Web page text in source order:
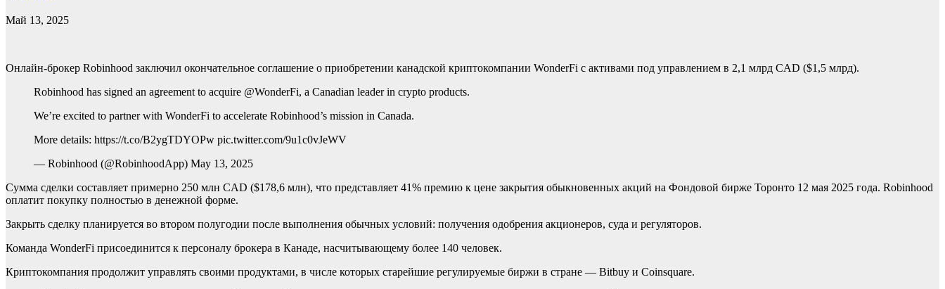
Май 13, 2025
Онлайн-брокер Robinhood заключил окончательное соглашение о приобретении канадской криптокомпании WonderFi с активами под управлением в 2,1 млрд CAD ($1,5 млрд).
Robinhood has signed an agreement to acquire @WonderFi, a Canadian leader in crypto products.
We’re excited to partner with WonderFi to accelerate Robinhood’s mission in Canada.
More details: https://t.co/B2ygTDYOPw pic.twitter.com/9u1c0vJeWV
— Robinhood (@RobinhoodApp) May 13, 2025
Сумма сделки составляет примерно 250 млн CAD ($178,6 млн), что представляет 41% премию к цене закрытия обыкновенных акций на Фондовой бирже Торонто 12 мая 2025 года. Robinhood
оплатит покупку полностью в денежной форме.
Закрыть сделку планируется во втором полугодии после выполнения обычных условий: получения одобрения акционеров, суда и регуляторов.
Команда WonderFi присоединится к персоналу брокера в Канаде, насчитывающему более 140 человек.
Криптокомпания продолжит управлять своими продуктами, в числе которых старейшие регулируемые биржи в стране — Bitbuy и Coinsquare.